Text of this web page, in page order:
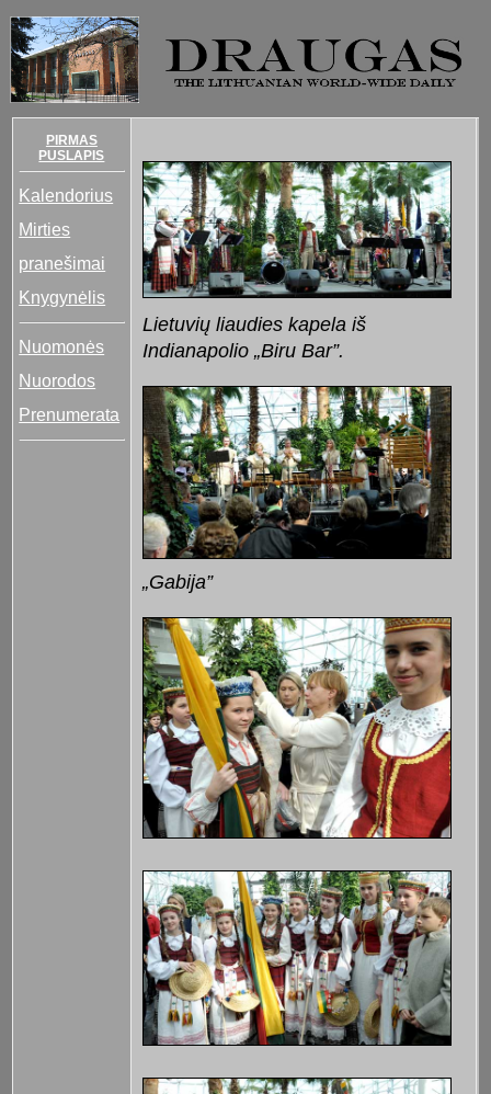
PIRMAS
PUSLAPIS
Kalendorius
Mirties
pranešimai
Knygynėlis
Nuomonės
Nuorodos
Prenumerata
Lietuvių liaudies kapela iš
Indianapolio „Biru Bar”.
„Gabija”